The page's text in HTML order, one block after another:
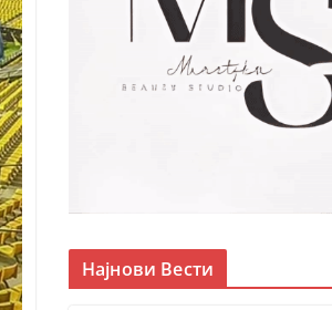
Најнови Вести